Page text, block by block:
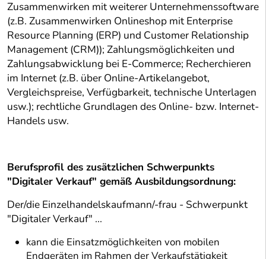
Zusammenwirken mit weiterer Unternehmenssoftware
(z.B. Zusammenwirken Onlineshop mit Enterprise
Resource Planning (ERP) und Customer Relationship
Management (CRM)); Zahlungsmöglichkeiten und
Zahlungsabwicklung bei E-Commerce; Recherchieren
im Internet (z.B. über Online-Artikelangebot,
Vergleichspreise, Verfügbarkeit, technische Unterlagen
usw.); rechtliche Grundlagen des Online- bzw. Internet-
Handels usw.
Berufsprofil des zusätzlichen Schwerpunkts
"Digitaler Verkauf" gemäß Ausbildungsordnung:
Der/die Einzelhandelskaufmann/-frau - Schwerpunkt
"Digitaler Verkauf" ...
kann die Einsatzmöglichkeiten von mobilen
Endgeräten im Rahmen der Verkaufstätigkeit